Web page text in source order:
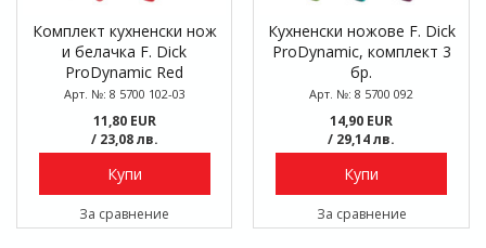
Комплект кухненски нож
и белачка F. Dick
ProDynamic Red
Арт. №: 8 5700 102-03
11,80 EUR
/ 23,08 лв.
Купи
За сравнение
Кухненски ножове F. Dick
ProDynamic, комплект 3
бр.
Арт. №: 8 5700 092
14,90 EUR
/ 29,14 лв.
Купи
За сравнение